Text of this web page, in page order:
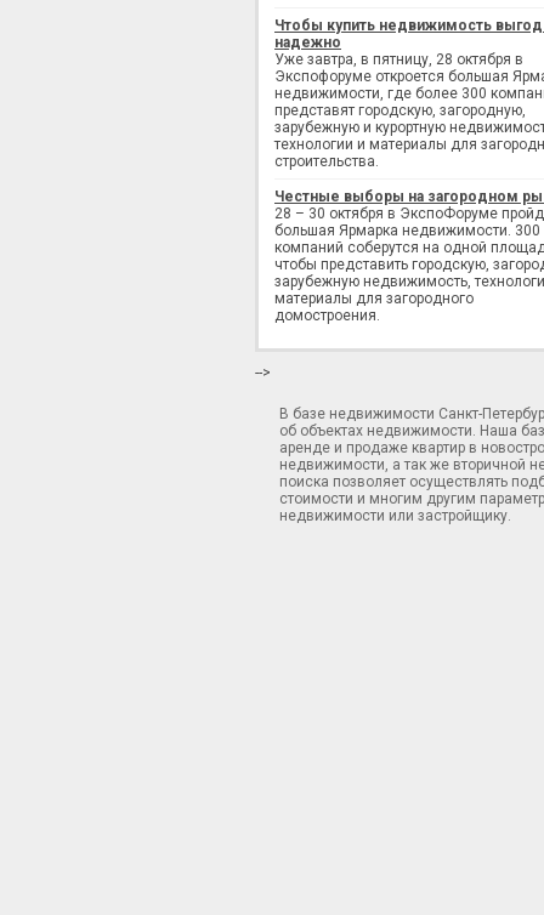
Чтобы купить недвижимость
надежно
Уже завтра, в пятницу, 28 октября в
Экспофоруме откроется большая
недвижимости, где более 300
представят городскую, загородную,
зарубежную и курортную
технологии и материалы для
строительства.
Честные выборы на загородном
28 – 30 октября в ЭкспоФоруме
большая Ярмарка недвижимости. 300
компаний соберутся на одной
чтобы представить городскую,
зарубежную недвижимость,
материалы для загородного
домостроения.
-->
В базе недвижимости Санкт-
об объектах недвижимости. Наша
аренде и продаже квартир в
недвижимости, а так же вторичной
поиска позволяет осуществлять
стоимости и многим другим
недвижимости или застройщику.